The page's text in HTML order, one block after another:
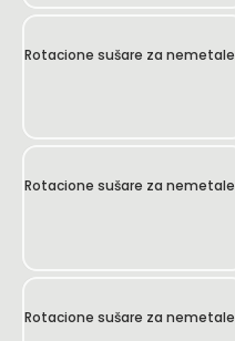
Rotacione sušare za nemetale
Rotacione sušare za nemetale
Rotacione sušare za nemetale